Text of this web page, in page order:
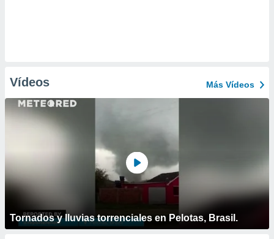
Vídeos Más Vídeos
Tornados y lluvias torrenciales en Pelotas, Brasil.